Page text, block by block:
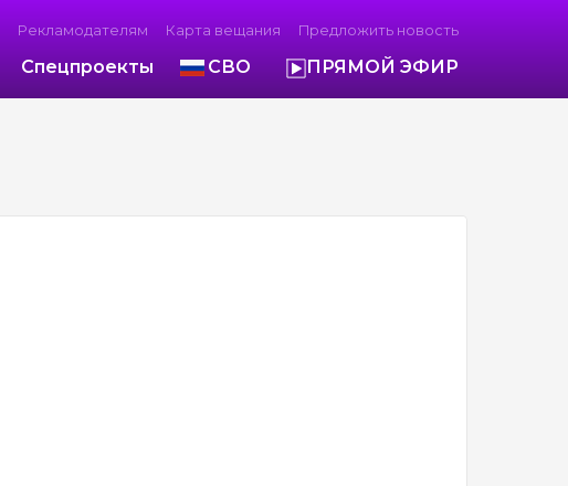
Рекламодателям Карта вещания Предложить новость
Спецпроекты СВО ПРЯМОЙ ЭФИР